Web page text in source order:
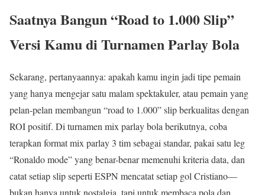
Saatnya Bangun “Road to 1.000 Slip”
Versi Kamu di Turnamen Parlay Bola
Sekarang, pertanyaannya: apakah kamu ingin jadi tipe pemain
yang hanya mengejar satu malam spektakuler, atau pemain yang
pelan-pelan membangun “road to 1.000” slip berkualitas dengan
ROI positif. Di turnamen mix parlay bola berikutnya, coba
terapkan format mix parlay 3 tim sebagai standar, pakai satu leg
“Ronaldo mode” yang benar-benar memenuhi kriteria data, dan
catat setiap slip seperti ESPN mencatat setiap gol Cristiano—
bukan hanya untuk nostalgia, tapi untuk membaca pola dan